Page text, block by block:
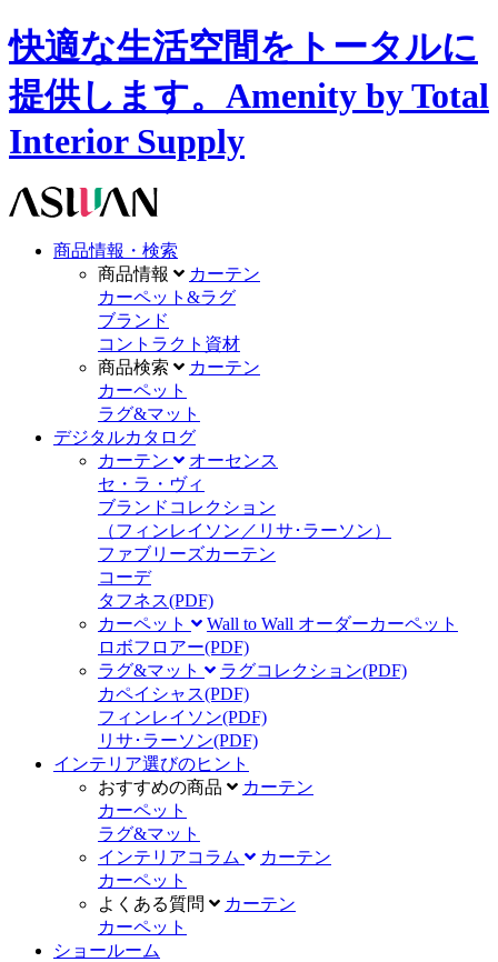
快適な生活空間をトータルに
提供します。Amenity by Total
Interior Supply
商品情報・検索
商品情報
カーテン
カーペット&ラグ
ブランド
コントラクト資材
商品検索
カーテン
カーペット
ラグ&マット
デジタルカタログ
カーテン
オーセンス
セ・ラ・ヴィ
ブランドコレクション
（フィンレイソン／リサ･ラーソン）
ファブリーズカーテン
コーデ
タフネス(PDF)
カーペット
Wall to Wall オーダーカーペット
ロボフロアー(PDF)
ラグ&マット
ラグコレクション(PDF)
カペイシャス(PDF)
フィンレイソン(PDF)
リサ･ラーソン(PDF)
インテリア選びのヒント
おすすめの商品
カーテン
カーペット
ラグ&マット
インテリアコラム
カーテン
カーペット
よくある質問
カーテン
カーペット
ショールーム